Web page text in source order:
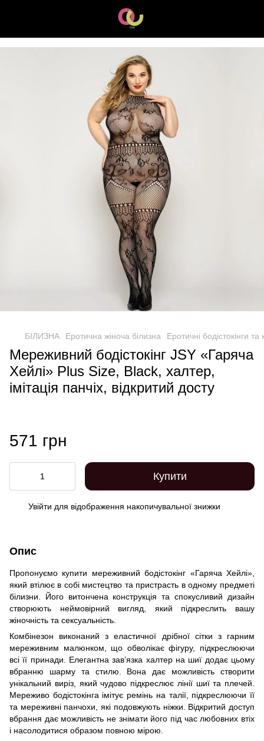
БІЛИЗНА Еротична жіноча білизна Еротичні бодістокінги
Мереживний бодістокінг JSY «Гаряча
Хейлі» Plus Size, Black, халтер,
імітація панчіх, відкритий досту
571 грн
Купити
Увійти для відображення накопичувальної знижки
Опис
Пропонуємо купити мереживний бодістокінг «Гаряча Хейлі»,
який втілює в собі мистецтво та пристрасть в одному предметі
білизни. Його витончена конструкція та спокусливий дизайн
створюють неймовірний вигляд, який підкреслить вашу
жіночність та сексуальність.
Комбінезон виконаний з еластичної дрібної сітки з гарним
мереживним малюнком, що обволікає фігуру, підкреслюючи
всі її принади. Елегантна зав’язка халтер на шиї додає цьому
вбранню шарму та стилю. Вона дає можливість створити
унікальний виріз, який чудово підкреслює лінії шиї та плечей.
Мереживо бодістокінга імітує ремінь на талії, підкреслюючи її
та мереживні панчохи, які подовжують ніжки. Відкритий доступ
вбрання дає можливість не знімати його під час любовних втіх
і насолодитися образом повною мірою.